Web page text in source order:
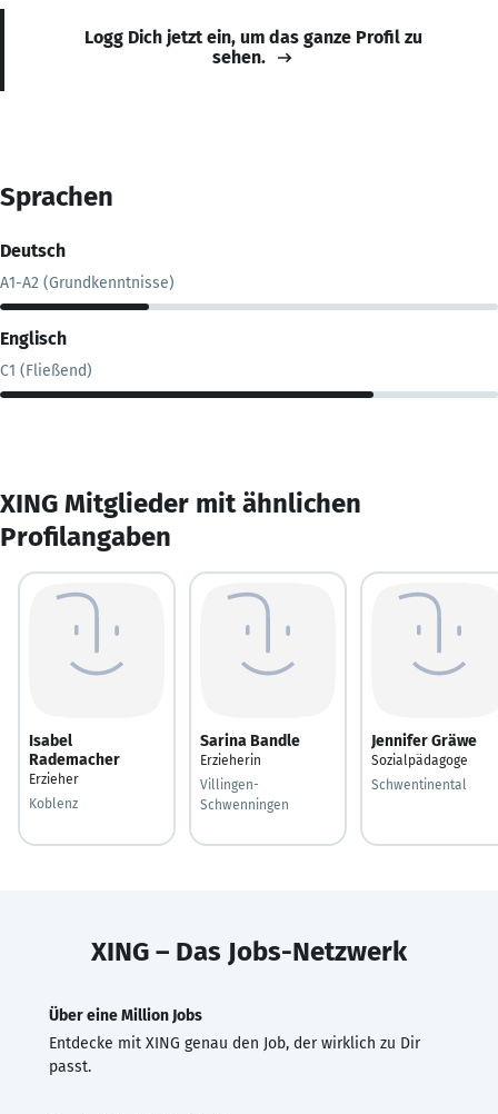
Logg Dich jetzt ein, um das ganze Profil zu
sehen.
Sprachen
Deutsch
A1-A2 (Grundkenntnisse)
Englisch
C1 (Fließend)
XING Mitglieder mit ähnlichen
Profilangaben
Isabel
Rademacher
Erzieher
Koblenz
Sarina Bandle
Erzieherin
Villingen-
Schwenningen
Jennifer Gräwe
Sozialpädagoge
Schwentinental
XING – Das Jobs-Netzwerk
Über eine Million Jobs
Entdecke mit XING genau den Job, der wirklich zu Dir
passt.